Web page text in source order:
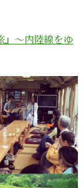
』〜内陸線をゆ